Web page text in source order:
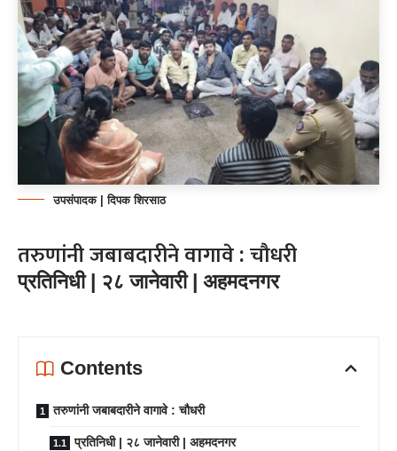
उपसंपादक | दिपक शिरसाठ
तरुणांनी जबाबदारीने वागावे : चौधरी
प्रतिनिधी | २८ जानेवारी | अहमदनगर
Contents
तरुणांनी जबाबदारीने वागावे : चौधरी
प्रतिनिधी | २८ जानेवारी | अहमदनगर